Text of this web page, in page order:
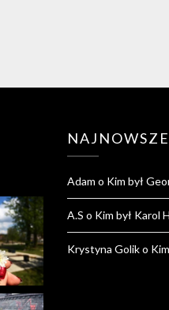
Adam o Kim był
A.S o Kim był Karol
Krystyna Goliko